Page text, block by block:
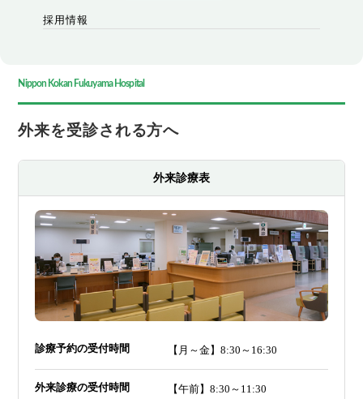
採用情報
Nippon Kokan Fukuyama Hospital
外来を受診される方へ
外来診療表
診療予約の受付時間 【月～金】8:30～16:30
外来診療の受付時間
【午前】8:30～11:30